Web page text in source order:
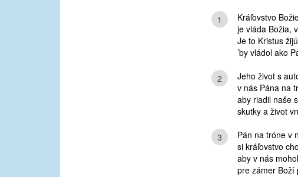
1
Kráľovstvo
je vláda Božia,
Je to Kristus
’by vládol ako
2
Jeho život s
v nás Pána na
aby riadil naše
skutky a život
3
Pán na tróne v
si kráľovstvo
aby v nás
pre zámer Boží